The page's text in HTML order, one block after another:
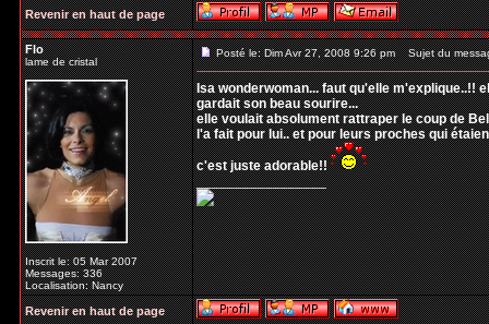
Revenir en haut de page
Flo
lame de cristal
Inscrit le: 05 Mar 2007
Messages: 336
Localisation: Nancy
Posté le: Dim Avr 27, 2008 9:26 pm Sujet du
Isa wonderwoman... faut qu'elle m'explique..!!
gardait son beau sourire...
elle voulait absolument rattraper le coup de
l'a fait pour lui.. et pour leurs proches qui
c'est juste adorable!!
_________________
Revenir en haut de page